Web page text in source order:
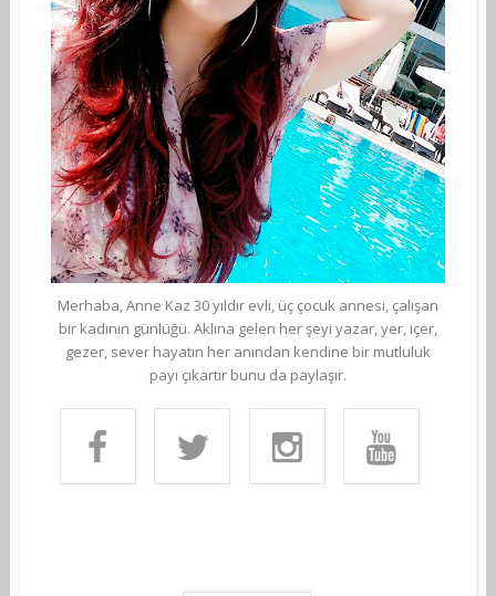
Merhaba, Anne Kaz 30 yıldır evli, üç çocuk annesi, çalışan
bir kadının günlüğü. Aklına gelen her şeyi yazar, yer, içer,
gezer, sever hayatın her anından kendine bir mutluluk
payı çıkartır bunu da paylaşır.